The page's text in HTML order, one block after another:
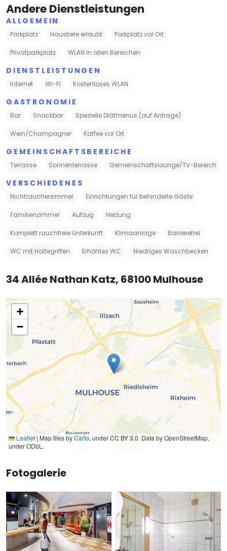
Andere Dienstleistungen
ALLGEMEIN
Parkplatz Haustiere erlaubt Parkplatz vor Ort
Privatparkplatz WLAN in allen Bereichen
DIENSTLEISTUNGEN
Internet Wi-Fi Kostenloses WLAN
GASTRONOMIE
Bar Snackbar Spezielle Diätmenüs (auf Anfrage)
Wein/Champagner Kaffee vor Ort
GEMEINSCHAFTSBEREICHE
Terrasse Sonnenterrasse Gemeinschaftslounge/TV-Bereich
VERSCHIEDENES
Nichtraucherzimmer Einrichtungen für behinderte Gäste
Familienzimmer Aufzug Heizung
Komplett rauchfreie Unterkunft Klimaanlage Barrierefrei
WC mit Haltegriffen Erhöhtes WC Niedriges Waschbecken
34 Allée Nathan Katz, 68100 Mulhouse
+
−
Leaflet | Map tiles byCarto, under CC BY 3.0. Data by OpenStreetMap,
under ODbL.
Fotogalerie